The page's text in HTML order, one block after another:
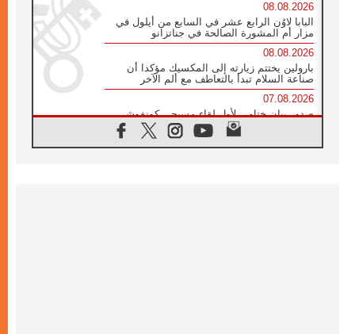
08.08.2026
البابا لاوُن الرابع عشر في السابع من أيلول في
مزار أم المشورة الصالحة في جناتزانو
08.08.2026
بارولين يختتم زيارته إلى المكسيك مؤكدا أن
صناعة السلام تبدأ بالتعاطف مع ألم الآخر
07.08.2026
صدور بيان ختامي لأول لقاء مسيحي كونفوشي
بمشاركة الدائرة الفاتيكانية للحوار بين الأديان
07.08.2026